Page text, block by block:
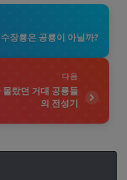
장룡은 공룡이 아닐까?
다음
랐던 거대 공룡들
의 전성기